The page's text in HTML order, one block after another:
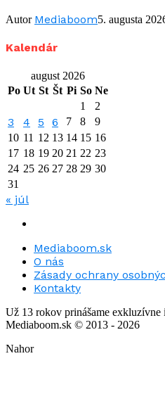
Autor Mediaboom5. augusta
Kalendár
august 2026
Po Ut St Št Pi So Ne
1
2
3 4 5 6 7 8
9
10 11 12 13 14 15 16
17 18 19 20 21 22 23
24 25 26 27 28 29 30
31
« júl
Mediaboom.sk
O nás
Zásady ochrany
Kontakty
Už 13 rokov prinášame exkluzívne
Mediaboom.sk © 2013 - 2026
Nahor